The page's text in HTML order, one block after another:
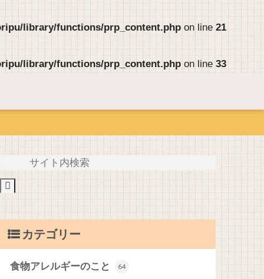
library/functions/prp_content.php on line 21
library/functions/prp_content.phpon line 33
カテゴリー
食物アレルギーのこと 64